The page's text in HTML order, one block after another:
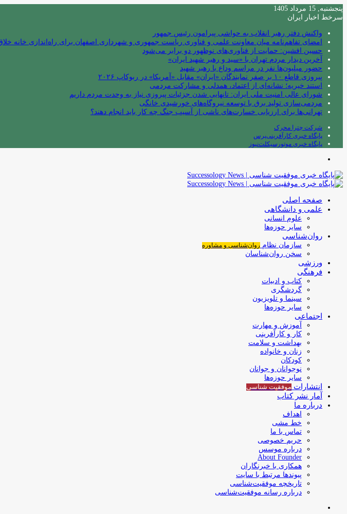
پنجشنبه, 15 مرداد 1405
سرخط اخبار ایران
واکنش دفتر رهبر انقلاب به حواشی پیرامون رئیس جمهور
امضای تفاهم‌نامه میان معاونت علمی و فناوری ریاست جمهوری و شهرداری اصفهان برای راه‌اندازی خانه
حسین افشین: حمایت از فناوری‌های نوظهور دو برابر می‌شود
آخرین دیدار مردم تهران با «سید و رهبر شهید ایران»
حضور میلیون‌ها نفر در مراسم وداع با رهبر شهید
پیروزی قاطع ۱۰ بر صفر نمایندگان «ایران» مقابل «آمریکا» در ربوکاپ ۲۰۲۶
استند خیریه؛ نشانه‌ای از اعتماد، همدلی و مشارکت مردمی
شورای عالی امنیت ملی ایران: تانهایی شدن جزئیات پیروزی نیاز به وحدت مردم داریم
مردمی‌سازی تولید برق با توسعه نیروگاه‌های خورشیدی خانگی
تهرانی‌ها برای ارزیابی خسارت‌های ناشی از آسیب جنگ چه کار باید انجام دهند؟
شرکت چترا محرک
پایگاه خبری کارآفرینی‌پرس
پایگاه خبری موتورسیکلت‌نیوز
صفحه اصلی
علمی و دانشگاهی
علوم انسانی
سایر حوزه‌ها
روان‌شناسی
سازمان نظام روان‌شناسی و مشاوره
سخن روان‌شناسان
ورزشی
فرهنگی
کتاب و ادبیات
گردشگری
سینما و تلویزیون
سایر حوزه‌ها
اجتماعی
آموزش و مهارت
کار و کارآفرینی
بهداشت و سلامت
زنان و خانواده
کودکان
نوجوانان و جوانان
سایر حوزه‌ها
انتشارات موفقیت‌ شناسی
آمار نشر کتاب
درباره ما
اهداف
خط مشی
تماس با ما
حریم خصوصی
درباره موسس
About Founder
همکاری با خبرنگاران
پیوندها مرتبط با سایت
تاریخچه موفقیت‌شناسی
درباره رسانه موفقیت‌شناسی